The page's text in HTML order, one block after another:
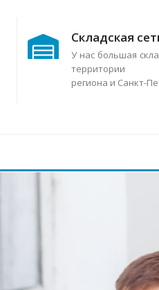
Складская
У нас большая
территории
региона и Санкт-